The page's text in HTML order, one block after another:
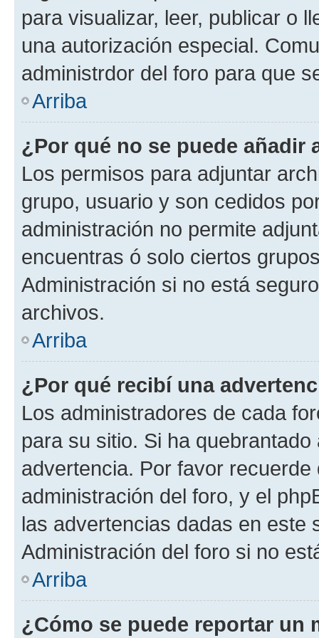
para visualizar, leer, publicar o
una autorización especial.
administrdor del foro para que
Arriba
¿Por qué no se puede añadir
Los permisos para adjuntar
grupo, usuario y son cedidos
administración no permite
encuentras ó solo ciertos
Administración si no está
archivos.
Arriba
¿Por qué recibí una
Los administradores de cada
para su sitio. Si ha
advertencia. Por favor
administración del foro, y el
las advertencias dadas en este
Administración del foro si no
Arriba
¿Cómo se puede reportar un